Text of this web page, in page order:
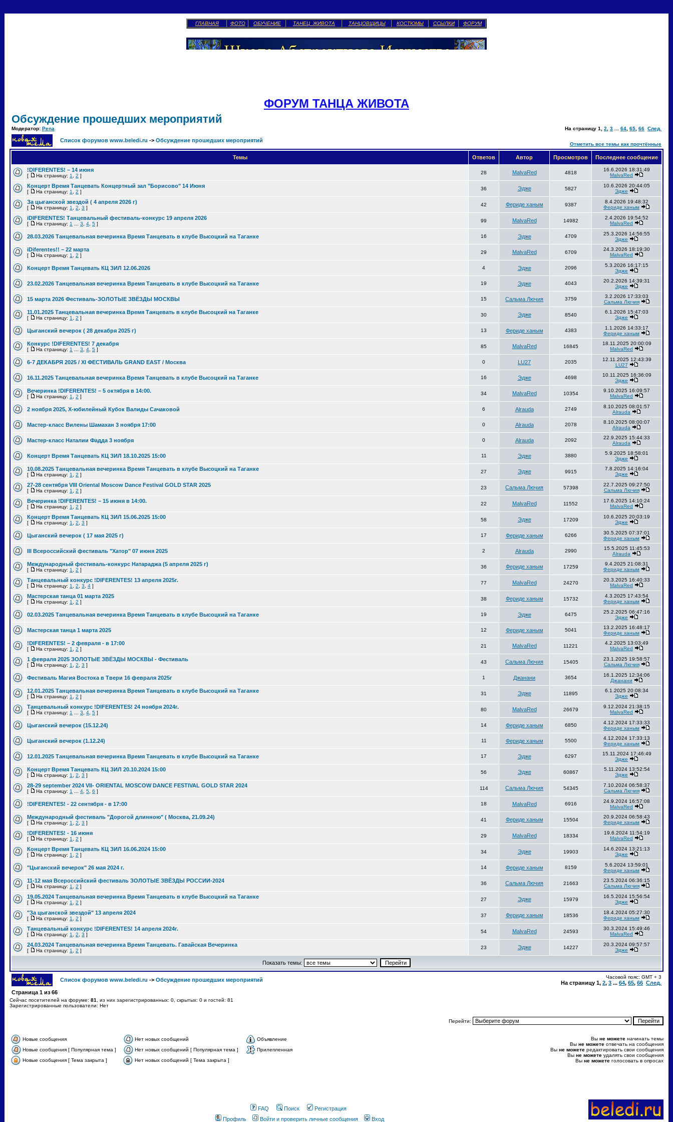
ГЛАВНАЯ ФОТО ОБУЧЕНИЕ ТАНЕЦ ЖИВОТА ТАНЦОВЩИЦЫ КОСТЮМЫ ССЫЛКИ ФОРУМ
ФОРУМ ТАНЦА ЖИВОТА
Обсуждение прошедших мероприятий
Модератор: Pena На страницу 1 2 3 64 65 66 След.
Список форумов www.beledi.ru -> Обсуждение прошедших мероприятий
Отметить все темы как прочтённые
Темы Ответов Автор Просмотров Последнее сообщение
!DIFERENTES! – 14 июня
[ На страницу: 1 2 ]
28 MalvaRed 4818
16.6.2026 18:31:49
MalvaRed
Концерт Время Танцевать Концертный зал "Борисово" 14 Июня
[ На страницу: 1 2 ]
36 Эдже 5827
10.6.2026 20:44:05
Эдже
За цыганской звездой ( 4 апреля 2026 г)
[ На страницу: 1 2 3 ]
42 Фериде ханым 9387
8.4.2026 19:48:32
Фериде ханым
iDIFERENTES! Танцевальный фестиваль-конкурс 19 апреля 2026
[ На страницу: 1 3 4 5 ]
99 MalvaRed 14982
2.4.2026 19:54:52
MalvaRed
28.03.2026 Танцевальная вечеринка Время Танцевать в клубе Высоцкий на Таганке 16 Эдже 4709
25.3.2026 14:56:55
Эдже
iDiferentes!! – 22 марта
[ На страницу: 1 2 ]
29 MalvaRed 6709
24.3.2026 18:19:30
MalvaRed
Концерт Время Танцевать КЦ ЗИЛ 12.06.2026 4 Эдже 2096
5.3.2026 16:17:15
Эдже
23.02.2026 Танцевальная вечеринка Время Танцевать в клубе Высоцкий на Таганке 19 Эдже 4043
20.2.2026 14:39:31
Эдже
15 марта 2026 Фестиваль-ЗОЛОТЫЕ ЗВЁЗДЫ МОСКВЫ 15 Сальма Лючия 3759
3.2.2026 17:33:03
Сальма Лючия
11.01.2025 Танцевальная вечеринка Время Танцевать в клубе Высоцкий на Таганке
[ На страницу: 1 2 ]
30 Эдже 8540
6.1.2026 15:47:03
Эдже
Цыганский вечерок ( 28 декабря 2025 г) 13 Фериде ханым 4383
1.1.2026 14:33:17
Фериде ханым
Конкурс !DIFERENTES! 7 декабря
[ На страницу: 1 3 4 5 ]
85 MalvaRed 16845
18.11.2025 20:00:09
MalvaRed
6-7 ДЕКАБРЯ 2025 / XI ФЕСТИВАЛЬ GRAND EAST / Москва 0 LU27 2035
12.11.2025 12:43:39
LU27
16.11.2025 Танцевальная вечеринка Время Танцевать в клубе Высоцкий на Таганке 16 Эдже 4698
10.11.2025 16:36:09
Эдже
Вечеринка !DIFERENTES! – 5 октября в 14:00.
[ На страницу: 1 2 ]
34 MalvaRed 10354
9.10.2025 16:09:57
MalvaRed
2 ноября 2025, Х-юбилейный Кубок Валиды Сачаковой 6 Alrauda 2749
8.10.2025 08:01:57
Alrauda
Мастер-класс Вилены Шамахан 3 ноября 17:00 0 Alrauda 2078
8.10.2025 08:00:07
Alrauda
Мастер-класс Наталии Фадда 3 ноября 0 Alrauda 2092
22.9.2025 15:44:33
Alrauda
Концерт Время Танцевать КЦ ЗИЛ 18.10.2025 15:00 11 Эдже 3880
5.9.2025 18:58:01
Эдже
10.08.2025 Танцевальная вечеринка Время Танцевать в клубе Высоцкий на Таганке
[ На страницу: 1 2 ]
27 Эдже 9915
7.8.2025 14:16:04
Эдже
27-28 сентября VIII Oriental Moscow Dance Festival GOLD STAR 2025
[ На страницу: 1 2 ]
23 Сальма Лючия 57398
22.7.2025 09:27:50
Сальма Лючия
Вечеринка !DIFERENTES! – 15 июня в 14:00.
[ На страницу: 1 2 ]
22 MalvaRed 11552
17.6.2025 14:10:24
MalvaRed
Концерт Время Танцевать КЦ ЗИЛ 15.06.2025 15:00
[ На страницу: 1 2 3 ]
58 Эдже 17209
10.6.2025 20:03:19
Эдже
Цыганский вечерок ( 17 мая 2025 г) 17 Фериде ханым 6266
30.5.2025 07:37:01
Фериде ханым
III Всероссийский фестиваль "Хатор" 07 июня 2025 2 Alrauda 2990
15.5.2025 11:45:53
Alrauda
Международный фестиваль-конкурс Натараджа (5 апреля 2025 г)
[ На страницу: 1 2 ]
36 Фериде ханым 17259
9.4.2025 21:08:31
Фериде ханым
Танцевальный конкурс !DIFERENTES! 13 апреля 2025г.
[ На страницу: 1 2 3 4 ]
77 MalvaRed 24270
20.3.2025 16:40:33
MalvaRed
Мастерская танца 01 марта 2025
[ На страницу: 1 2 ]
38 Фериде ханым 15732
4.3.2025 17:43:54
Фериде ханым
02.03.2025 Танцевальная вечеринка Время Танцевать в клубе Высоцкий на Таганке 19 Эдже 6475
25.2.2025 06:47:16
Эдже
Мастерская танца 1 марта 2025 12 Фериде ханым 5041
13.2.2025 16:48:17
Фериде ханым
!DIFERENTES! – 2 февраля - в 17:00
[ На страницу: 1 2 ]
21 MalvaRed 11221
4.2.2025 13:03:49
MalvaRed
1 февраля 2025 ЗОЛОТЫЕ ЗВЁЗДЫ МОСКВЫ - Фестиваль
[ На страницу: 1 2 3 ]
43 Сальма Лючия 15405
23.1.2025 19:58:57
Сальма Лючия
Фестиваль Магия Востока в Твери 16 февраля 2025г 1 Джанани 3654
16.1.2025 12:34:06
Джанани
12.01.2025 Танцевальная вечеринка Время Танцевать в клубе Высоцкий на Таганке
[ На страницу: 1 2 ]
31 Эдже 11895
6.1.2025 20:08:34
Эдже
Танцевальный конкурс !DIFERENTES! 24 ноября 2024г.
[ На страницу: 1 3 4 5 ]
80 MalvaRed 26679
9.12.2024 21:38:15
MalvaRed
Цыганский вечерок (15.12.24) 14 Фериде ханым 6850
4.12.2024 17:33:33
Фериде ханым
Цыганский вечерок (1.12.24) 11 Фериде ханым 5500
4.12.2024 17:33:13
Фериде ханым
12.01.2025 Танцевальная вечеринка Время Танцевать в клубе Высоцкий на Таганке 17 Эдже 6297
15.11.2024 17:46:49
Эдже
Концерт Время Танцевать КЦ ЗИЛ 20.10.2024 15:00
[ На страницу: 1 2 3 ]
56 Эдже 60867
5.11.2024 13:52:54
Эдже
28-29 september 2024 VII- ORIENTAL MOSCOW DANCE FESTIVAL GOLD STAR 2024
[ На страницу: 1 4 5 6 ]
114 Сальма Лючия 54345
7.10.2024 06:58:37
Сальма Лючия
!DIFERENTES! - 22 сентября - в 17:00 18 MalvaRed 6916
24.9.2024 16:57:08
MalvaRed
Международный фестиваль "Дорогой длинною" ( Москва, 21.09.24)
[ На страницу: 1 2 3 ]
41 Фериде ханым 15504
20.9.2024 06:58:43
Фериде ханым
!DIFERENTES! - 16 июня
[ На страницу: 1 2 ]
29 MalvaRed 18334
19.6.2024 11:54:19
MalvaRed
Концерт Время Танцевать КЦ ЗИЛ 16.06.2024 15:00
[ На страницу: 1 2 ]
34 Эдже 19903
14.6.2024 13:21:13
Эдже
"Цыганский вечерок" 26 мая 2024 г. 14 Фериде ханым 8159
5.6.2024 13:59:01
Фериде ханым
11-12 мая Всероссийский фестиваль ЗОЛОТЫЕ ЗВЁЗДЫ РОССИИ-2024
[ На страницу: 1 2 ]
36 Сальма Лючия 21663
23.5.2024 06:36:15
Сальма Лючия
19.05.2024 Танцевальная вечеринка Время Танцевать в клубе Высоцкий на Таганке
[ На страницу: 1 2 ]
27 Эдже 15979
16.5.2024 15:56:54
Эдже
"За цыганской звездой" 13 апреля 2024
[ На страницу: 1 2 ]
37 Фериде ханым 18536
18.4.2024 05:27:30
Фериде ханым
Танцевальный конкурс !DIFERENTES! 14 апреля 2024г.
[ На страницу: 1 2 3 ]
54 MalvaRed 24593
30.3.2024 15:49:46
MalvaRed
24.03.2024 Танцевальная вечеринка Время Танцевать. Гавайская Вечеринка
[ На страницу: 1 2 ]
23 Эдже 14227
20.3.2024 09:57:57
Эдже
Показать темы:
Список форумов www.beledi.ru -> Обсуждение прошедших мероприятий Часовой пояс: GMT + 3
На страницу 1, 2, 3 ... 64, 65, 66 След.
Страница 1 из 66
Сейчас посетителей на форуме: 81
, из них зарегистрированных: 0, скрытых: 0 и гостей: 81
Зарегистрированные пользователи: Нет
Перейти:
Новые сообщения Нет новых сообщений
Объявление
Новые сообщения [ Популярная тема ]
Нет новых сообщений [ Популярная тема ]
Прилепленная
Новые сообщения [ Тема закрыта ]
Нет новых сообщений [ Тема закрыта ]
Вы не можете начинать темы
Вы не можете отвечать на сообщения
Вы не можете редактировать свои сообщения
Вы не можете удалять свои сообщения
Вы не можете голосовать в опросах
FAQ Поиск
Регистрация
Профиль
Войти и проверить личные сообщения Вход